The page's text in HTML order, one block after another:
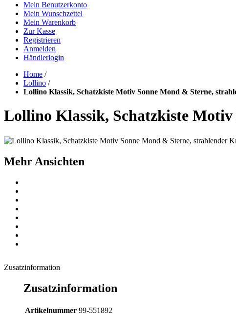
Mein Benutzerkonto
Mein Wunschzettel
Mein Warenkorb
Zur Kasse
Registrieren
Anmelden
Händlerlogin
Home /
Lollino /
Lollino Klassik, Schatzkiste Motiv Sonne Mond & Sterne,
Lollino Klassik, Schatzkiste
Mehr Ansichten
Zusatzinformation
Zusatzinformation
Artikelnummer 99-551892